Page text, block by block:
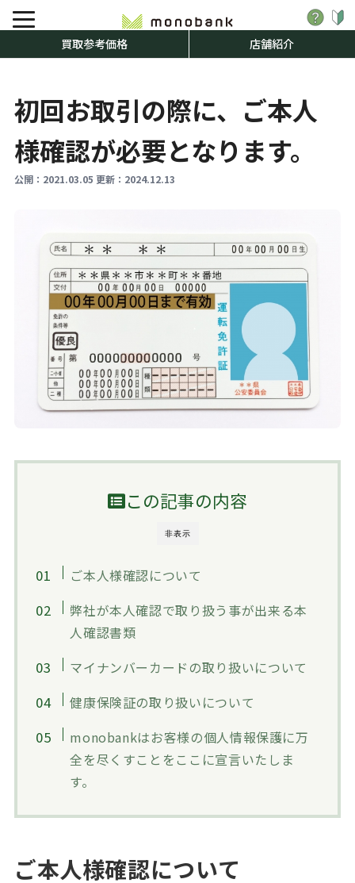
買取参考価格 店舗紹介
初回お取引の際に、ご本人
様確認が必要となります。
公開： 2021.03.05 更新： 2024.12.13
非表示
この記事の内容
ご本人様確認について
弊社が本人確認で取り扱う事が出来る本
人確認書類
マイナンバーカードの取り扱いについて
健康保険証の取り扱いについて
monobankはお客様の個人情報保護に万
全を尽くすことをここに宣言いたしま
す。
ご本人様確認について